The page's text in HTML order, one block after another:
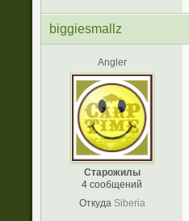
biggiesmallz
Angler
Старожилы
4 сообщений
Откуда Siberia